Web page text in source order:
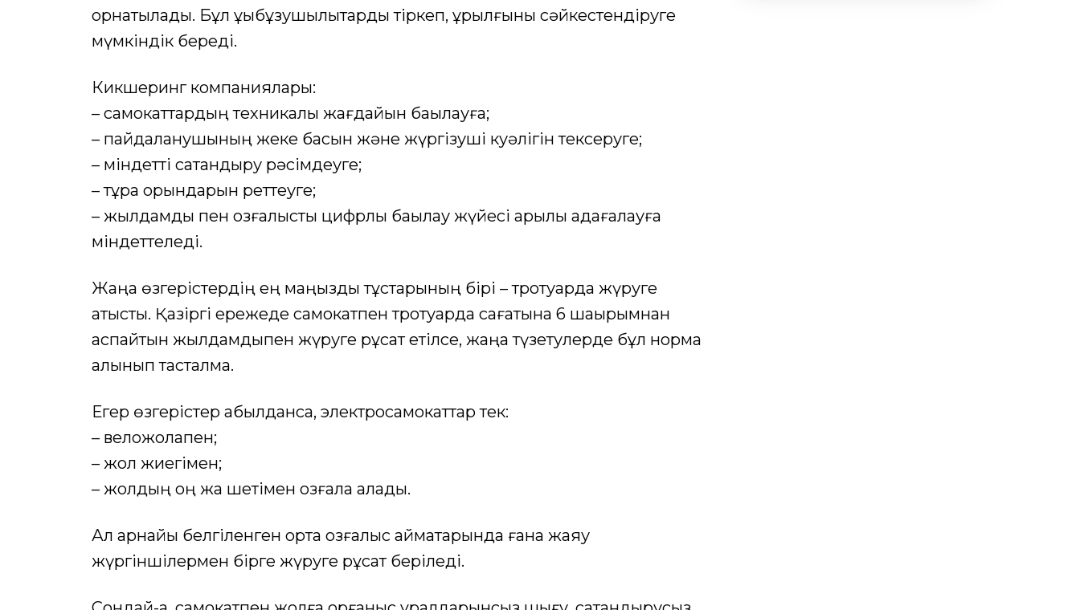
орнатылады. Бұл құқықбұзушылықтарды тіркеп, құрылғыны сәйкестендіруге
мүмкіндік береді.
Кикшеринг компаниялары:
– самокаттардың техникалық жағдайын бақылауға;
– пайдаланушының жеке басын және жүргізуші куәлігін тексеруге;
– міндетті сақтандыру рәсімдеуге;
– тұрақ орындарын реттеуге;
– жылдамдық пен қозғалысты цифрлық бақылау жүйесі арқылы қадағалауға
міндеттеледі.
Жаңа өзгерістердің ең маңызды тұстарының бірі – тротуарда жүруге
қатысты. Қазіргі ережеде самокатпен тротуарда сағатына 6 шақырымнан
аспайтын жылдамдықпен жүруге рұқсат етілсе, жаңа түзетулерде бұл норма
алынып тасталмақ.
Егер өзгерістер қабылданса, электросамокаттар тек:
– веложолақпен;
– жол жиегімен;
– жолдың оң жақ шетімен қозғала алады.
Ал арнайы белгіленген ортақ қозғалыс аймақтарында ғана жаяу
жүргіншілермен бірге жүруге рұқсат беріледі.